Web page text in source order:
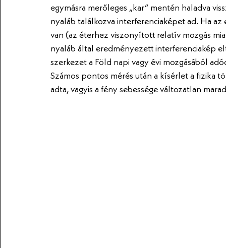
egymásra merőleges „kar” mentén haladva
nyaláb találkozva interferenciaképet ad. Ha
van (az éterhez viszonyított relatív mozgás
nyaláb által eredményezett interferenciakép
szerkezet a Föld napi vagy évi mozgásából
Számos pontos mérés után a kísérlet a fizika
adta, vagyis a fény sebessége változatlan